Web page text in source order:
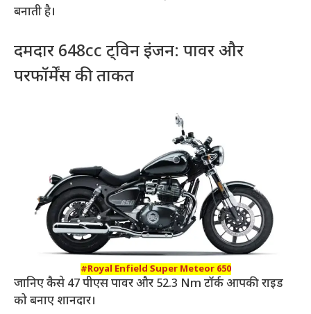
बनाती है।
दमदार 648cc ट्विन इंजन: पावर और
परफॉर्मेंस की ताकत
#Royal Enfield Super Meteor 650
जानिए कैसे 47 पीएस पावर और 52.3 Nm टॉर्क आपकी राइड
को बनाए शानदार।